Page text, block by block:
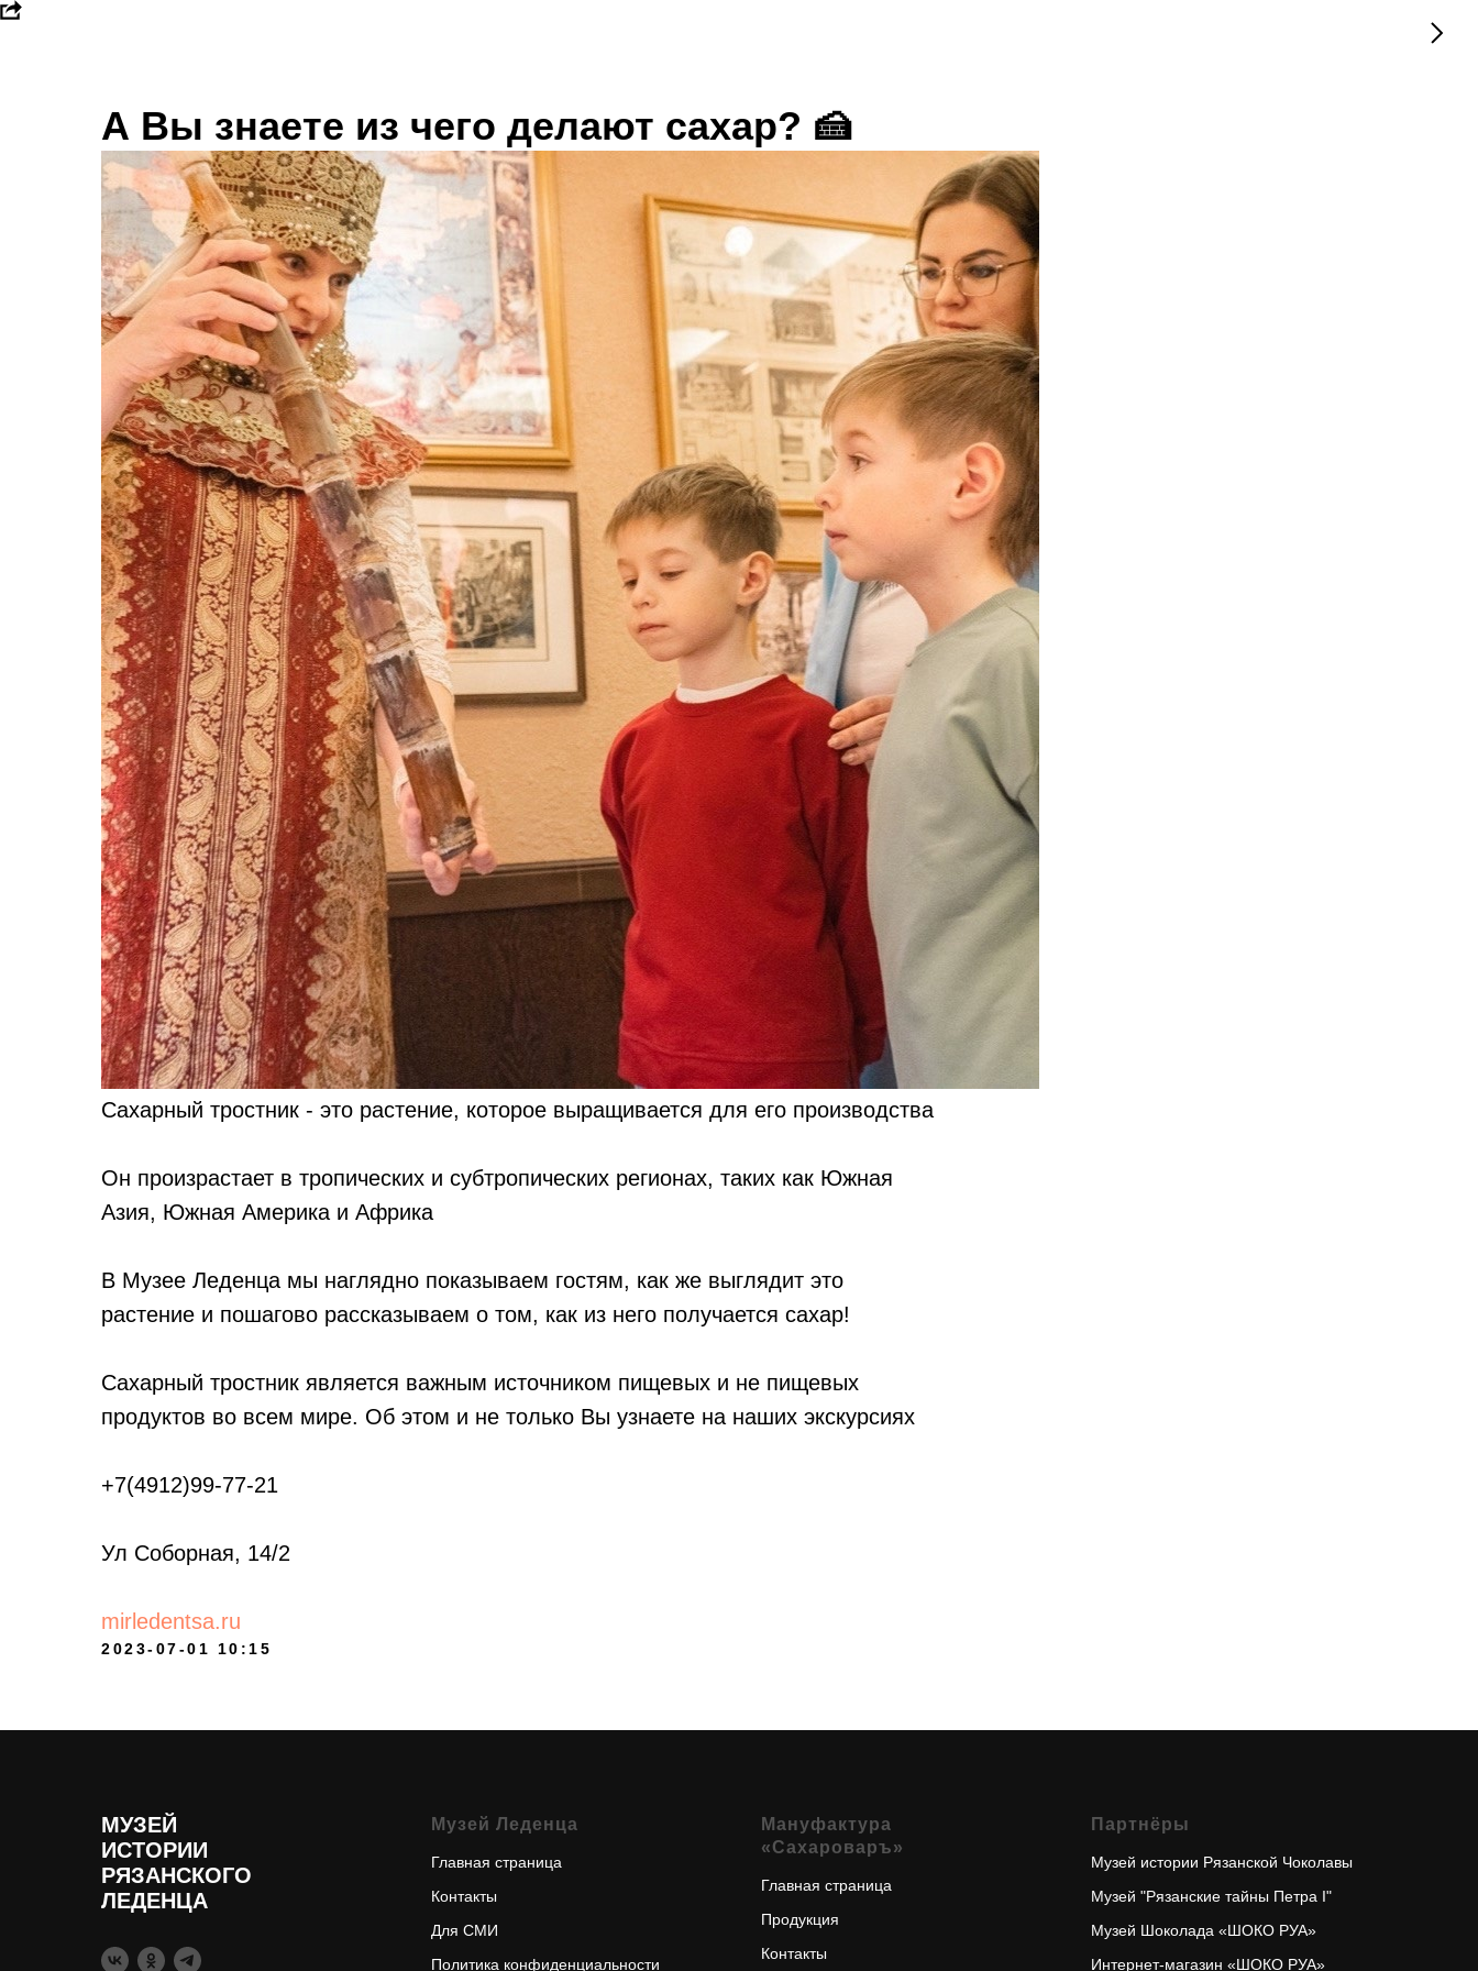
А Вы знаете из чего делают сахар? 🍰
Сахарный тростник - это растение, которое выращивается для его производства
Он произрастает в тропических и субтропических регионах, таких как Южная
Азия, Южная Америка и Африка
В Музее Леденца мы наглядно показываем гостям, как же выглядит это
растение и пошагово рассказываем о том, как из него получается сахар!
Сахарный тростник является важным источником пищевых и не пищевых
продуктов во всем мире. Об этом и не только Вы узнаете на наших экскурсиях
+7(4912)99-77-21
Ул Соборная, 14/2
mirledentsa.ru
2023-07-01 10:15
МУЗЕЙ
ИСТОРИИ
РЯЗАНСКОГО
ЛЕДЕНЦА
Музей Леденца
Главная страница
Контакты
Для СМИ
Политика конфиденциальности
Мануфактура
«Сахароваръ»
Главная страница
Продукция
Контакты
Партнёры
Музей истории Рязанской Чоколавы
Музей "Рязанские тайны Петра I"
Музей Шоколада «ШОКО РУА»
Интернет-магазин «ШОКО РУА»